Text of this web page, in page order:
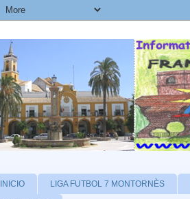
INICIO LIGA FUTBOL 7 MONTORNÈS